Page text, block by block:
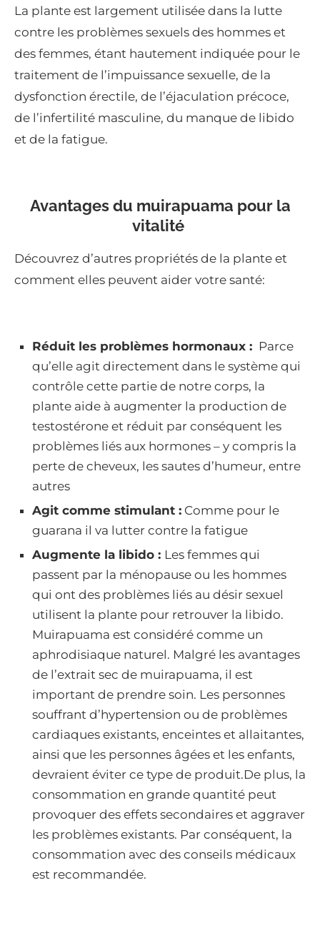
La plante est largement utilisée dans la lutte
contre les problèmes sexuels des hommes et
des femmes, étant hautement indiquée pour le
traitement de l’impuissance sexuelle, de la
dysfonction érectile, de l’éjaculation précoce,
de l’infertilité masculine, du manque de libido
et de la fatigue.
Avantages du muirapuama pour la
vitalité
Découvrez d’autres propriétés de la plante et
comment elles peuvent aider votre santé:
Réduit les problèmes hormonaux : Parce
qu’elle agit directement dans le système qui
contrôle cette partie de notre corps, la
plante aide à augmenter la production de
testostérone et réduit par conséquent les
problèmes liés aux hormones – y compris la
perte de cheveux, les sautes d’humeur, entre
autres
Agit comme stimulant : Comme pour le
guarana il va lutter contre la fatigue
Augmente la libido : Les femmes qui
passent par la ménopause ou les hommes
qui ont des problèmes liés au désir sexuel
utilisent la plante pour retrouver la libido.
Muirapuama est considéré comme un
aphrodisiaque naturel. Malgré les avantages
de l’extrait sec de muirapuama, il est
important de prendre soin. Les personnes
souffrant d’hypertension ou de problèmes
cardiaques existants, enceintes et allaitantes,
ainsi que les personnes âgées et les enfants,
devraient éviter ce type de produit.De plus, la
consommation en grande quantité peut
provoquer des effets secondaires et aggraver
les problèmes existants. Par conséquent, la
consommation avec des conseils médicaux
est recommandée.